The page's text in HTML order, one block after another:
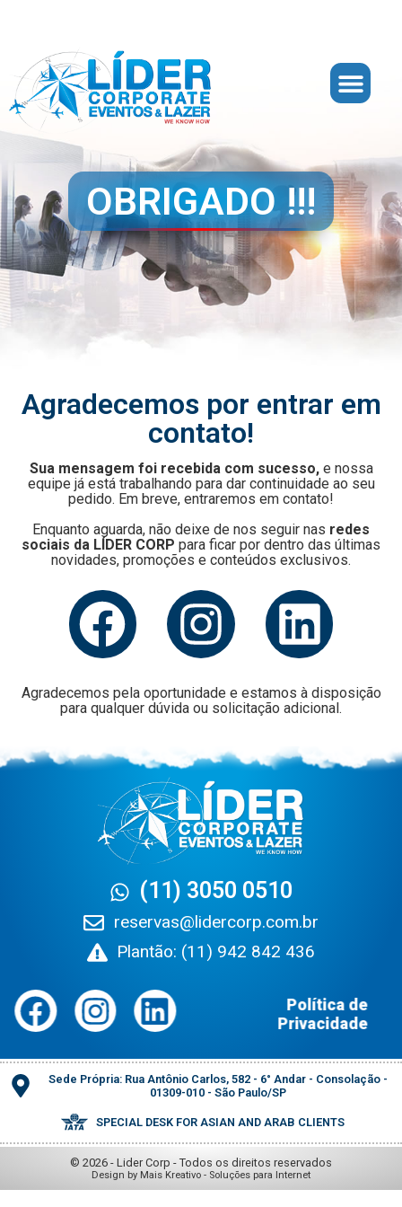
OBRIGADO !!!
Agradecemos por entrar em
contato!
Sua mensagem foi recebida com sucesso,e nossa
equipe já está trabalhando para dar continuidade ao seu
pedido. Em breve, entraremos em contato!
Enquanto aguarda, não deixe de nos seguir nas redes
sociais da LÍDER CORP para ficar por dentro das últimas
novidades, promoções e conteúdos exclusivos.
Agradecemos pela oportunidade e estamos à disposição
para qualquer dúvida ou solicitação adicional.
(11) 3050 0510
reservas@lidercorp.com.br
Plantão: (11) 942 842 436
Política de
Privacidade
Sede Própria: Rua Antônio Carlos, 582 - 6° Andar - Consolação -
01309-010 - São Paulo/SP
SPECIAL DESK FOR ASIAN AND ARAB CLIENTS
© 2026 - Lider Corp - Todos os direitos reservados
Design by Mais Kreativo - Soluções para Internet